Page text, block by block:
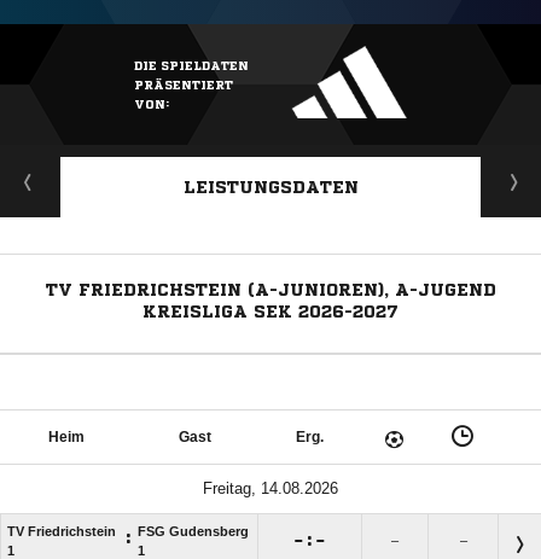
DIE SPIELDATEN
PRÄSENTIERT
VON:
LEISTUNGSDATEN
TV FRIEDRICHSTEIN (A-JUNIOREN), A-JUGEND
KREISLIGA SEK 2026-2027
Heim Gast Erg.
Freitag, 14.08.2026
TV Friedrichstein
1
: FSG Gudensberg
1
 :  – –